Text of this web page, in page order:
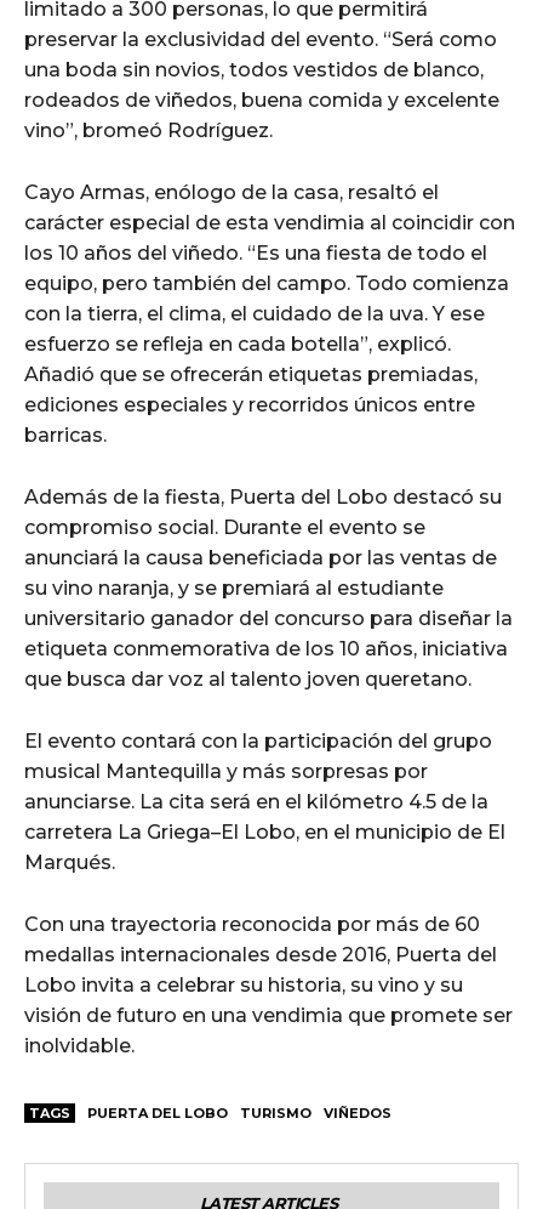
limitado a 300 personas, lo que permitirá
preservar la exclusividad del evento. “Será como
una boda sin novios, todos vestidos de blanco,
rodeados de viñedos, buena comida y excelente
vino”, bromeó Rodríguez.
Cayo Armas, enólogo de la casa, resaltó el
carácter especial de esta vendimia al coincidir con
los 10 años del viñedo. “Es una fiesta de todo el
equipo, pero también del campo. Todo comienza
con la tierra, el clima, el cuidado de la uva. Y ese
esfuerzo se refleja en cada botella”, explicó.
Añadió que se ofrecerán etiquetas premiadas,
ediciones especiales y recorridos únicos entre
barricas.
Además de la fiesta, Puerta del Lobo destacó su
compromiso social. Durante el evento se
anunciará la causa beneficiada por las ventas de
su vino naranja, y se premiará al estudiante
universitario ganador del concurso para diseñar la
etiqueta conmemorativa de los 10 años, iniciativa
que busca dar voz al talento joven queretano.
El evento contará con la participación del grupo
musical Mantequilla y más sorpresas por
anunciarse. La cita será en el kilómetro 4.5 de la
carretera La Griega–El Lobo, en el municipio de El
Marqués.
Con una trayectoria reconocida por más de 60
medallas internacionales desde 2016, Puerta del
Lobo invita a celebrar su historia, su vino y su
visión de futuro en una vendimia que promete ser
inolvidable.
TAGS PUERTA DEL LOBO TURISMO VIÑEDOS
LATEST ARTICLES